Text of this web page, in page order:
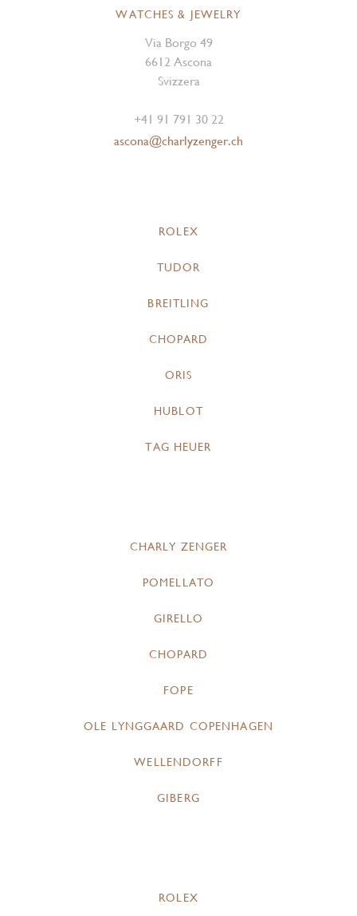
WATCHES & JEWELRY
Via Borgo 49
6612 Ascona
Svizzera
+41 91 791 30 22
ascona@charlyzenger.ch
ROLEX
TUDOR
BREITLING
CHOPARD
ORIS
HUBLOT
TAG HEUER
CHARLY ZENGER
POMELLATO
GIRELLO
CHOPARD
FOPE
OLE LYNGGAARD COPENHAGEN
WELLENDORFF
GIBERG
ROLEX